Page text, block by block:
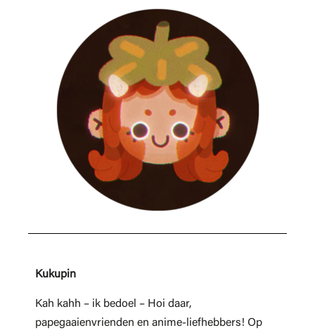
Kukupin
Kah kahh – ik bedoel – Hoi daar,
papegaaienvrienden en anime-liefhebbers! Op